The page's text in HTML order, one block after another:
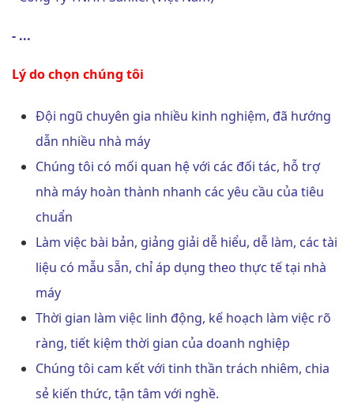
- ...
Lý do chọn chúng tôi
Đội ngũ chuyên gia nhiều kinh nghiệm, đã hướng
dẫn nhiều nhà máy
Chúng tôi có mối quan hệ với các đối tác, hỗ trợ
nhà máy hoàn thành nhanh các yêu cầu của tiêu
chuẩn
Làm việc bài bản, giảng giải dễ hiểu, dễ làm, các tài
liệu có mẫu sẵn, chỉ áp dụng theo thực tế tại nhà
máy
Thời gian làm việc linh động, kế hoạch làm việc rõ
ràng, tiết kiệm thời gian của doanh nghiệp
Chúng tôi cam kết với tinh thần trách nhiêm, chia
sẻ kiến thức, tận tâm với nghề.